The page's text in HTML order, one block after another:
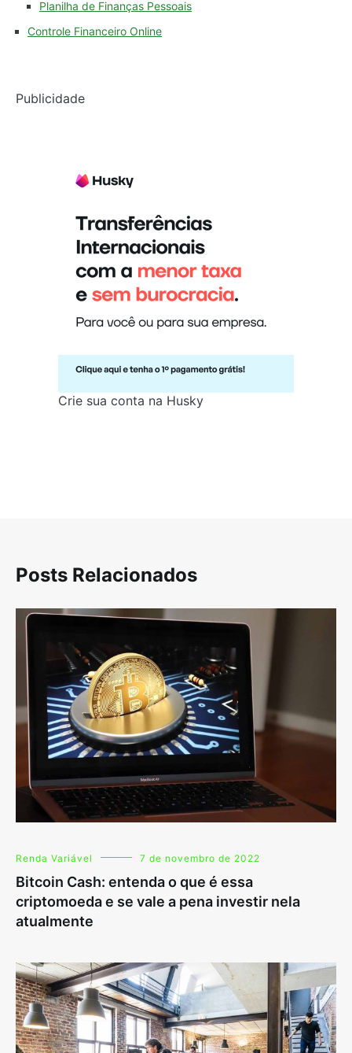
Planilha de Finanças Pessoais
Controle Financeiro Online
Publicidade
Crie sua conta na Husky
Posts Relacionados
Renda Variável 7 de novembro de 2022
Bitcoin Cash: entenda o que é essa
criptomoeda e se vale a pena investir nela
atualmente